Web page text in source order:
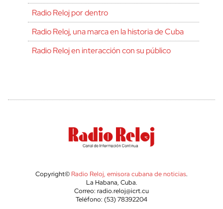
Radio Reloj por dentro
Radio Reloj, una marca en la historia de Cuba
Radio Reloj en interacción con su público
Copyright© Radio Reloj, emisora cubana de noticias.
La Habana, Cuba.
Correo: radio.reloj@icrt.cu
Teléfono: (53) 78392204